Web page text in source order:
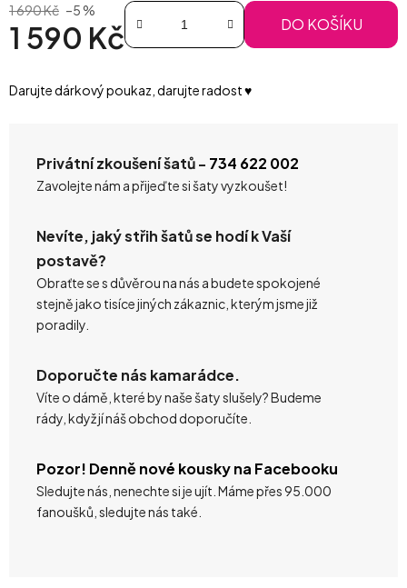
1 690 Kč –5 %
1 590 Kč DO KOŠÍKU
Darujte dárkový poukaz, darujte radost ♥️
Privátní zkoušení šatů - 734 622 002
Zavolejte nám a přijeďte si šaty vyzkoušet!
Nevíte, jaký střih šatů se hodí k Vaší
postavě?
Obraťte se s důvěrou na nás a budete spokojené
stejně jako tisíce jiných zákaznic, kterým jsme již
poradily.
Doporučte nás kamarádce.
Víte o dámě, které by naše šaty slušely? Budeme
rády, když jí náš obchod doporučíte.
Pozor! Denně nové kousky na Facebooku
Sledujte nás, nenechte si je ujít. Máme přes 95.000
fanoušků, sledujte nás také.